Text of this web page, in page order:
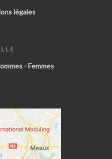
légales
- Femmes